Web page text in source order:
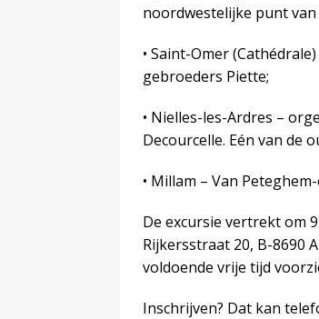
noordwestelijke punt
• Saint-Omer
gebroeders Piette;
• Nielles-les-Ardres –
Decourcelle. Eén van de
• Millam – Van
De excursie vertrekt om
Rijkersstraat 20, B-8690
voldoende vrije tijd
Inschrijven? Dat kan